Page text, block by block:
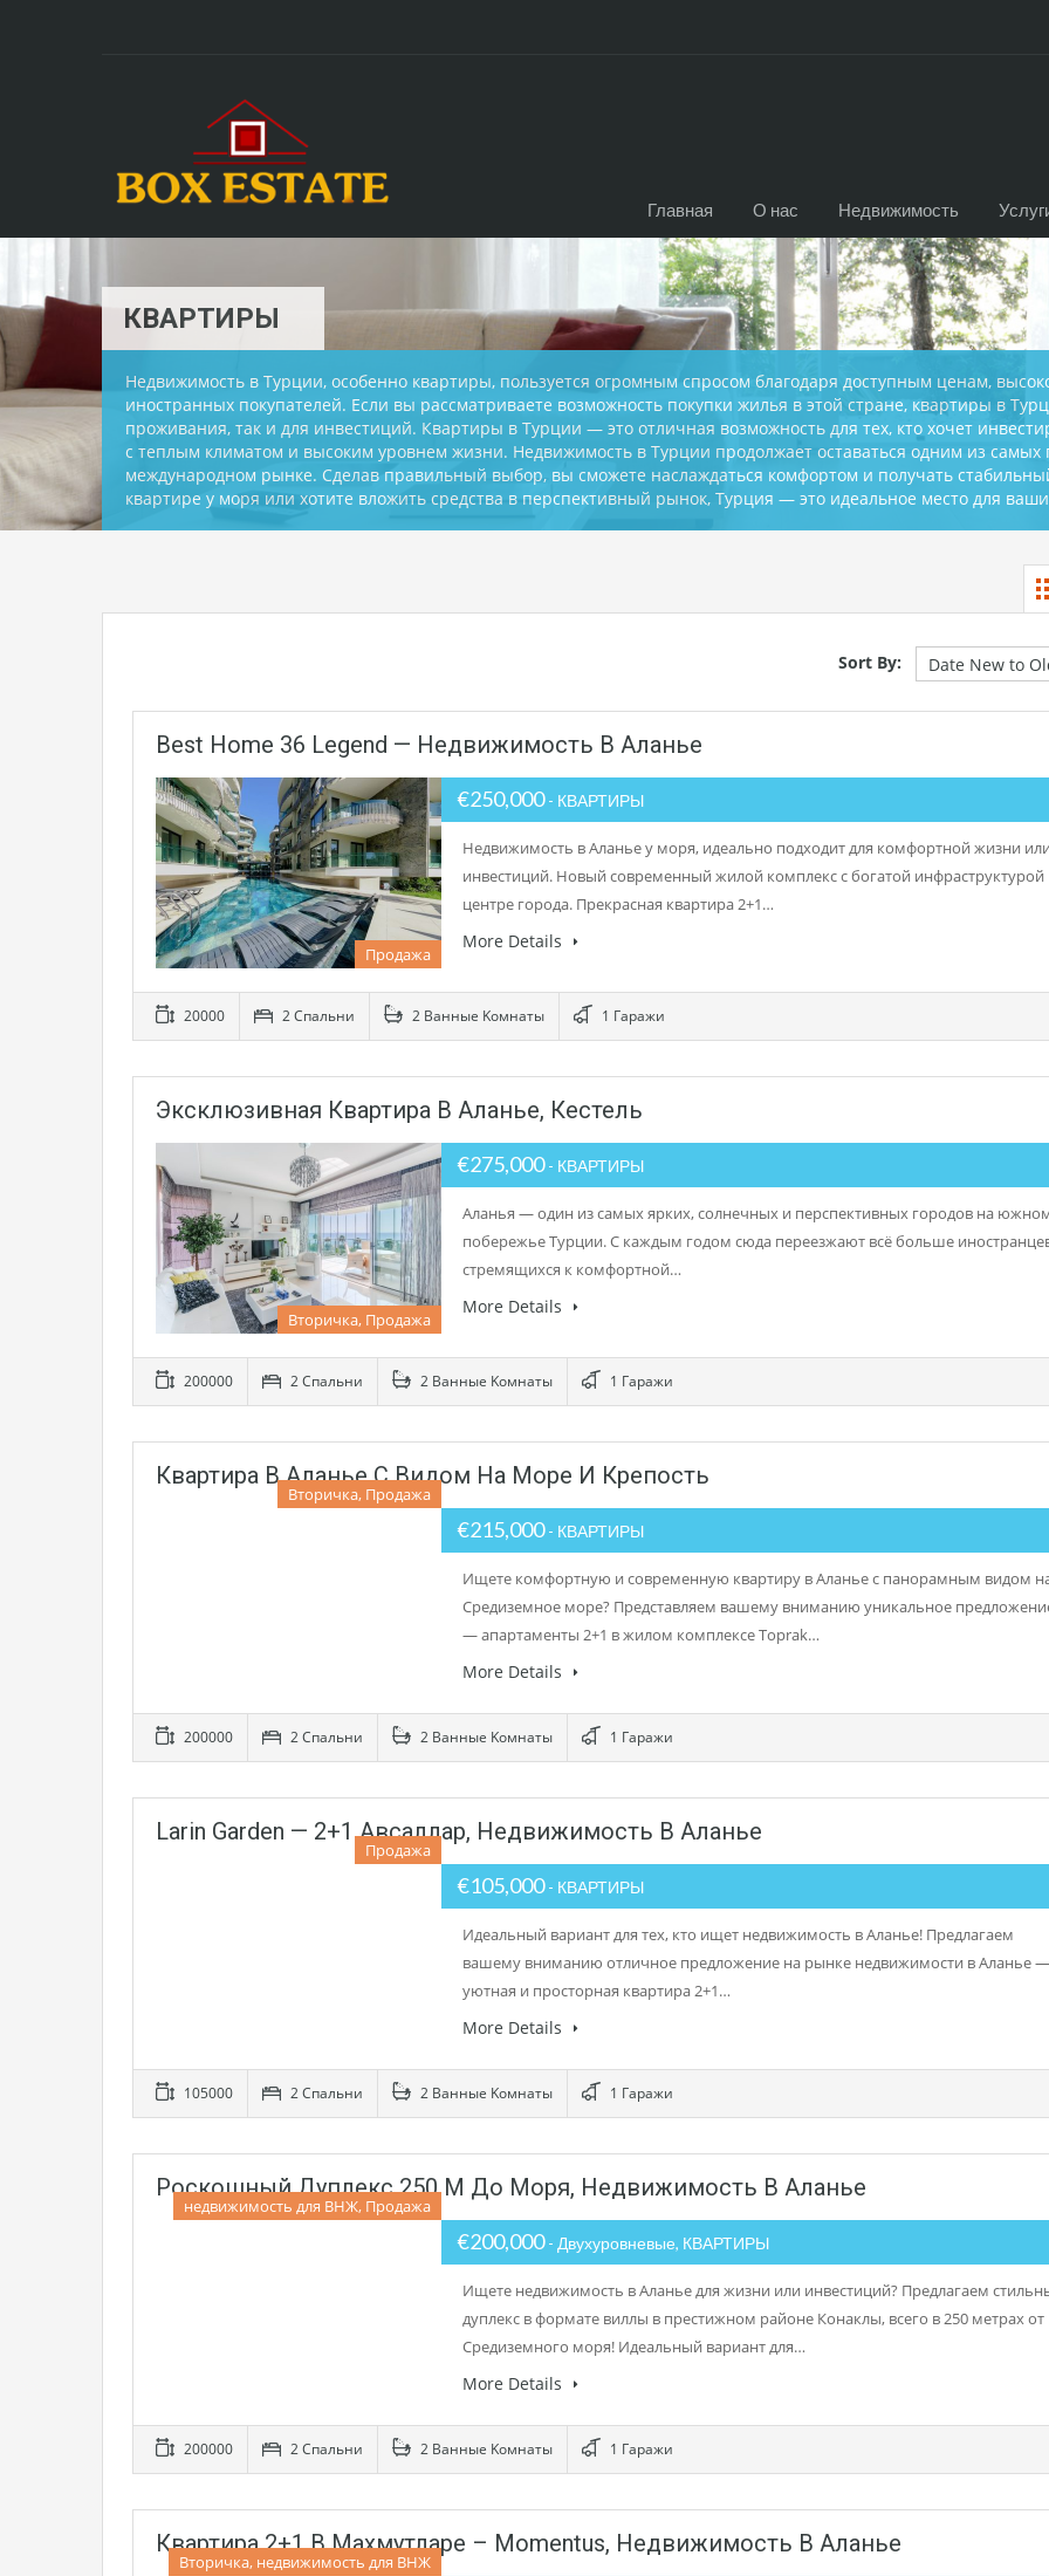
Главная О нас Недвижимость
КВАРТИРЫ
Недвижимость в Турции, особенно квартиры, пользуется огромным спросом благодаря доступным ценам,
иностранных покупателей. Если вы рассматриваете возможность покупки жилья в этой стране, квартиры в
проживания, так и для инвестиций. Квартиры в Турции — это отличная возможность для тех, кто хочет
с теплым климатом и высоким уровнем жизни. Недвижимость в Турции продолжает оставаться одним из
международном рынке. Сделав правильный выбор, вы сможете наслаждаться комфортом и получать
квартире у моря или хотите вложить средства в перспективный рынок, Турция — это идеальное место для
Sort By:
Best Home 36 Legend — Недвижимость В Аланье
Продажа
€250,000- КВАРТИРЫ
Недвижимость в Аланье у моря, идеально подходит для комфортной жизни
инвестиций. Новый современный жилой комплекс с богатой инфраструктурой
центре города. Прекрасная квартира 2+1…
More Details
20000 2 Cпальни 2 Bанные Kомнаты 1 Гаражи
Эксклюзивная Квартира В Аланье, Кестель
Вторичка, Продажа
€275,000- КВАРТИРЫ
Аланья — один из самых ярких, солнечных и перспективных городов на
побережье Турции. С каждым годом сюда переезжают всё больше
стремящихся к комфортной…
More Details
200000 2 Cпальни 2 Bанные Kомнаты 1 Гаражи
Квартира В Аланье С Видом На Море И Крепость
Вторичка, Продажа
€215,000- КВАРТИРЫ
Ищете комфортную и современную квартиру в Аланье с панорамным видом
Средиземное море? Представляем вашему вниманию уникальное
— апартаменты 2+1 в жилом комплексе Toprak…
More Details
200000 2 Cпальни 2 Bанные Kомнаты 1 Гаражи
Larin Garden — 2+1 Авсаллар, Недвижимость В Аланье
Продажа
€105,000- КВАРТИРЫ
Идеальный вариант для тех, кто ищет недвижимость в Аланье! Предлагаем
вашему вниманию отличное предложение на рынке недвижимости в Аланье —
уютная и просторная квартира 2+1…
More Details
105000 2 Cпальни 2 Bанные Kомнаты 1 Гаражи
Роскошный Дуплекс 250 М До Моря, Недвижимость В Аланье
недвижимость для ВНЖ, Продажа
€200,000- Двухуровневые, КВАРТИРЫ
Ищете недвижимость в Аланье для жизни или инвестиций? Предлагаем
дуплекс в формате виллы в престижном районе Конаклы, всего в 250 метрах от
Средиземного моря! Идеальный вариант для…
More Details
200000 2 Cпальни 2 Bанные Kомнаты 1 Гаражи
Квартира 2+1 В Махмутларе – Momentus, Недвижимость В Аланье
Вторичка, недвижимость для ВНЖ